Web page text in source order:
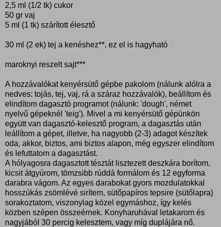
2,5 ml (1/2 tk) cukor
50 gr vaj
5 ml (1 tk) szárított élesztő
30 ml (2 ek) tej a kenéshez**, ez el is hagyható
maroknyi reszelt sajt***
A hozzávalókat kenyérsütő gépbe pakolom (nálunk alólra a
nedves: tojás, tej, vaj, rá a száraz hozzávalók), beállítom és
elindítom dagasztó programot (nálunk: 'dough', német
nyelvű gépeknél 'teig'). Mivel a mi kenyérsütő gépünkön
együtt van dagasztó-kelesztő program, a dagasztás után
leállítom a gépet, illetve, ha nagyobb (2-3) adagot készítek
oda, akkor, biztos, ami biztos alapon, még egyszer elindítom
és lefuttatom a dagasztást.
A hólyagosra dagasztott tésztát lisztezett deszkára borítom,
kicsit átgyúrom, tömzsibb rúddá formálom és 12 egyforma
darabra vágom. Az egyes darabokat gyors mozdulatokkal
hosszúkás zsömlévé sirítem, sütőpapíros tepsire (sütőlapra)
sorakoztatom, viszonylag közel egymáshoz, így kelés
közben szépen összeérnek. Konyharuhával letakarom és
nagyjából 30 percig kelesztem, vagy míg duplájára nő.